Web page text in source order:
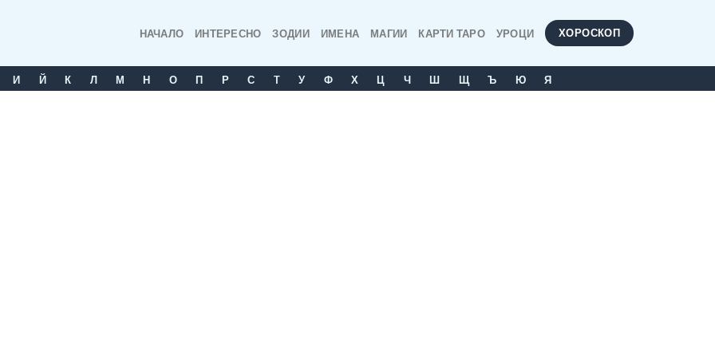
НАЧАЛО ИНТЕРЕСНО ЗОДИИ ИМЕНА МАГИИ КАРТИ ТАРО УРОЦИ ХОРОСКОП
И Й К Л М Н О П Р С T У Ф Х Ц Ч Ш Щ Ъ Ю Я